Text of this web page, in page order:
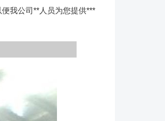
我公司**人员为您提供***